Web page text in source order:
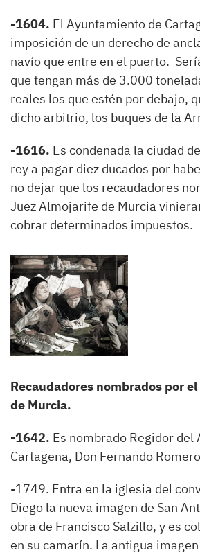
-1604. El Ayuntamiento de
imposición de un derecho de
navío que entre en el puerto.
que tengan más de 3.000
reales los que estén por debajo,
dicho arbitrio, los buques de la
-1616. Es condenada la ciudad
rey a pagar diez ducados por
no dejar que los recaudadores
Juez Almojarife de Murcia
cobrar determinados impuestos.
Recaudadores nombrados por
de Murcia.
-1642. Es nombrado Regidor del
Cartagena, Don Fernando
-1749. Entra en la iglesia del
Diego la nueva imagen de San
obra de Francisco Salzillo, y es
en su camarín. La antigua